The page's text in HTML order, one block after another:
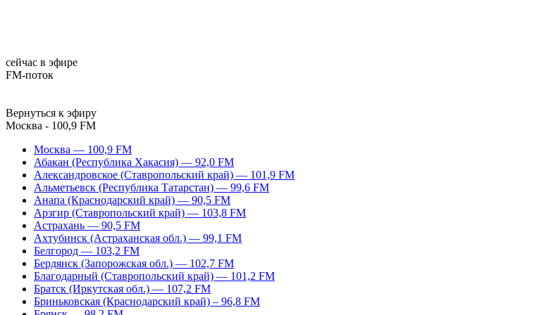
сейчас в эфире
FM-поток
Вернуться к эфиру
Москва - 100,9 FM
Москва — 100,9 FM
Абакан (Республика Хакасия) — 92,0 FM
Александровское (Ставропольский край) — 101,9 FM
Альметьевск (Республика Татарстан) — 99,6 FM
Анапа (Краснодарский край) — 90,5 FM
Арзгир (Ставропольский край) — 103,8 FM
Астрахань — 90,5 FM
Ахтубинск (Астраханская обл.) — 99,1 FM
Белгород — 103,2 FM
Бердянск (Запорожская обл.) — 102,7 FM
Благодарный (Ставропольский край) — 101,2 FM
Братск (Иркутская обл.) — 107,2 FM
Бриньковская (Краснодарский край) – 96,8 FM